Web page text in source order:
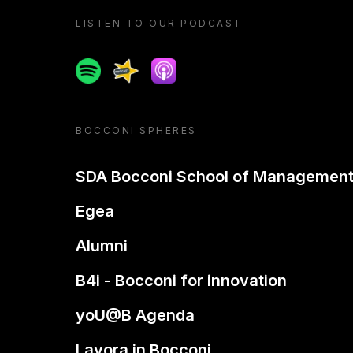
LISTEN TO OUR PODCAST
SpotifySpreakerApple podcast
BOCCONI SPHERES
SDA Bocconi School of Management
Egea
Alumni
B4i - Bocconi for innovation
yoU@B Agenda